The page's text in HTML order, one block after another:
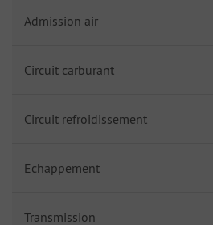
Admission air
Circuit carburant
Circuit refroidissement
Echappement
Transmission